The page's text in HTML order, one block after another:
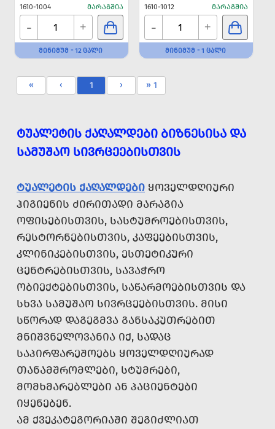
1610-1004 ᲛᲐᲠᲐᲒᲨᲘᲐ
- +
ᲛᲘᲜᲘᲛᲣᲛ - 12 ᲪᲐᲚᲘ
1610-1012 ᲛᲐᲠᲐᲒᲨᲘᲐ
- +
ᲛᲘᲜᲘᲛᲣᲛ - 1 ᲪᲐᲚᲘ
« ‹ 1 › » 1
ᲢᲣᲐᲚᲔᲢᲘᲡ ᲥᲐᲦᲐᲚᲓᲔᲑᲘ ᲑᲘᲖᲜᲔᲡᲘᲡᲐ ᲓᲐ
ᲡᲐᲛᲣᲨᲐᲝ ᲡᲘᲕᲠᲪᲔᲔᲑᲘᲡᲗᲕᲘᲡ
ᲢᲣᲐᲚᲔᲢᲘᲡ ᲥᲐᲦᲐᲚᲓᲔᲑᲘ ᲧᲝᲕᲔᲚᲓᲦᲘᲣᲠᲘ
ᲰᲘᲒᲘᲔᲜᲘᲡ ᲫᲘᲠᲘᲗᲐᲓᲘ ᲛᲐᲠᲐᲒᲘᲐ
ᲝᲤᲘᲡᲔᲑᲘᲡᲗᲕᲘᲡ, ᲡᲐᲡᲢᲣᲛᲠᲝᲔᲑᲘᲡᲗᲕᲘᲡ,
ᲠᲔᲡᲢᲝᲠᲜᲔᲑᲘᲡᲗᲕᲘᲡ, ᲙᲐᲤᲔᲔᲑᲘᲡᲗᲕᲘᲡ,
ᲙᲚᲘᲜᲘᲙᲔᲑᲘᲡᲗᲕᲘᲡ, ᲔᲡᲗᲔᲢᲘᲙᲣᲠᲘ
ᲪᲔᲜᲢᲠᲔᲑᲘᲡᲗᲕᲘᲡ, ᲡᲐᲕᲐᲭᲠᲝ
ᲝᲑᲘᲔᲥᲢᲔᲑᲘᲡᲗᲕᲘᲡ, ᲡᲐᲬᲐᲠᲛᲝᲔᲑᲘᲡᲗᲕᲘᲡ ᲓᲐ
ᲡᲮᲕᲐ ᲡᲐᲛᲣᲨᲐᲝ ᲡᲘᲕᲠᲪᲔᲔᲑᲘᲡᲗᲕᲘᲡ. ᲛᲘᲡᲘ
ᲡᲬᲝᲠᲐᲓ ᲓᲐᲒᲔᲒᲛᲕᲐ ᲒᲐᲜᲡᲐᲙᲣᲗᲠᲔᲑᲘᲗ
ᲛᲜᲘᲨᲕᲜᲔᲚᲝᲕᲐᲜᲘᲐ ᲘᲥ, ᲡᲐᲓᲐᲪ
ᲡᲐᲞᲘᲠᲤᲐᲠᲔᲨᲝᲔᲑᲡ ᲧᲝᲕᲔᲚᲓᲦᲘᲣᲠᲐᲓ
ᲗᲐᲜᲐᲛᲨᲠᲝᲛᲚᲔᲑᲘ, ᲡᲢᲣᲛᲠᲔᲑᲘ,
ᲛᲝᲛᲮᲛᲐᲠᲔᲑᲚᲔᲑᲘ ᲐᲜ ᲞᲐᲪᲘᲔᲜᲢᲔᲑᲘ
ᲘᲧᲔᲜᲔᲑᲔᲜ.
ᲐᲛ ᲥᲕᲔᲙᲐᲢᲔᲒᲝᲠᲘᲐᲨᲘ ᲨᲔᲒᲘᲫᲚᲘᲐᲗ